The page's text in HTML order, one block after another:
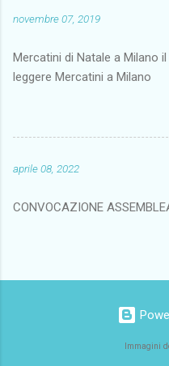
novembre 07, 2019
Mercatini di Natale a Milano
leggere Mercatini a Milano
aprile 08, 2022
CONVOCAZIONE
Immagini